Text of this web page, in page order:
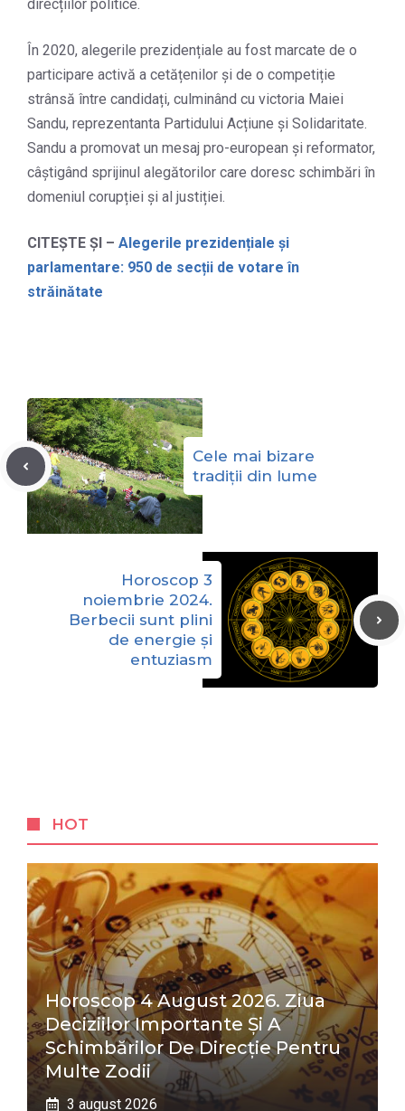
direcțiilor politice.
În 2020, alegerile prezidențiale au fost marcate de o
participare activă a cetățenilor și de o competiție
strânsă între candidați, culminând cu victoria Maiei
Sandu, reprezentanta Partidului Acțiune și Solidaritate.
Sandu a promovat un mesaj pro-european și reformator,
câștigând sprijinul alegătorilor care doresc schimbări în
domeniul corupției și al justiției.
CITEȘTE ȘI – Alegerile prezidențiale și
parlamentare: 950 de secții de votare în
străinătate
Cele mai bizare
tradiții din lume
Horoscop 3
noiembrie 2024.
Berbecii sunt plini
de energie și
entuziasm
HOT
Horoscop 4 August 2026. Ziua
Deciziilor Importante Și A
Schimbărilor De Direcție Pentru
Multe Zodii
3 august 2026